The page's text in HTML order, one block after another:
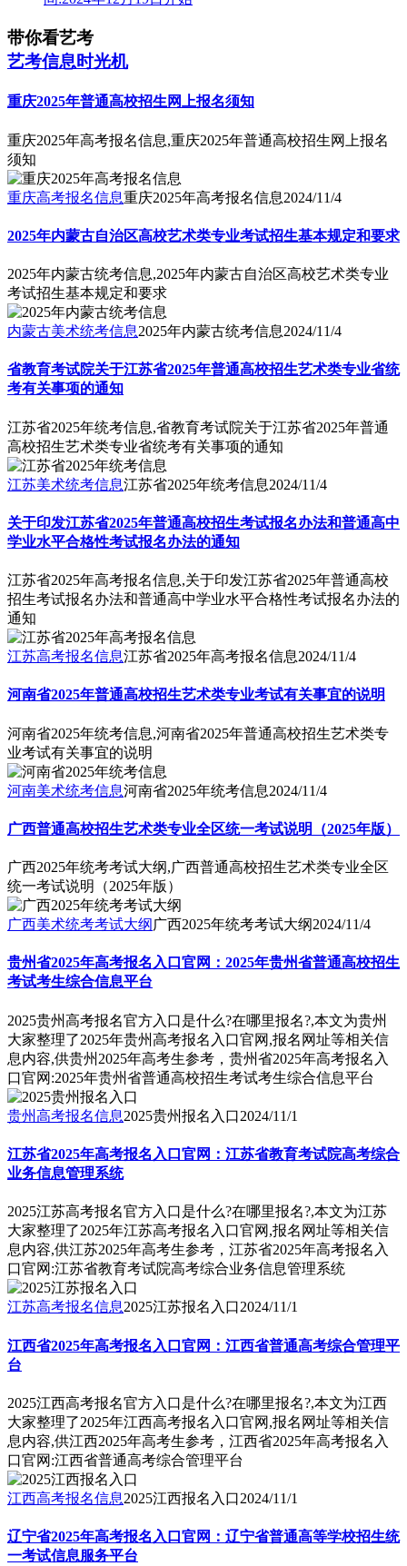
带你看艺考
艺考信息时光机
重庆2025年普通高校招生网上报名须知
重庆2025年高考报名信息,重庆2025年普通高校招生网上报名
须知
重庆高考报名信息重庆2025年高考报名信息2024/11/4
2025年内蒙古自治区高校艺术类专业考试招生基本规定和要求
2025年内蒙古统考信息,2025年内蒙古自治区高校艺术类专业
考试招生基本规定和要求
内蒙古美术统考信息2025年内蒙古统考信息2024/11/4
省教育考试院关于江苏省2025年普通高校招生艺术类专业省统
考有关事项的通知
江苏省2025年统考信息,省教育考试院关于江苏省2025年普通
高校招生艺术类专业省统考有关事项的通知
江苏美术统考信息江苏省2025年统考信息2024/11/4
关于印发江苏省2025年普通高校招生考试报名办法和普通高中
学业水平合格性考试报名办法的通知
江苏省2025年高考报名信息,关于印发江苏省2025年普通高校
招生考试报名办法和普通高中学业水平合格性考试报名办法的
通知
江苏高考报名信息江苏省2025年高考报名信息2024/11/4
河南省2025年普通高校招生艺术类专业考试有关事宜的说明
河南省2025年统考信息,河南省2025年普通高校招生艺术类专
业考试有关事宜的说明
河南美术统考信息河南省2025年统考信息2024/11/4
广西普通高校招生艺术类专业全区统一考试说明（2025年版）
广西2025年统考考试大纲,广西普通高校招生艺术类专业全区
统一考试说明（2025年版）
广西美术统考考试大纲 广西2025年统考考试大纲2024/11/4
贵州省2025年高考报名入口官网：2025年贵州省普通高校招生
考试考生综合信息平台
2025贵州高考报名官方入口是什么?在哪里报名?,本文为贵州
大家整理了2025年贵州高考报名入口官网,报名网址等相关信
息内容,供贵州2025年高考生参考，贵州省2025年高考报名入
口官网:2025年贵州省普通高校招生考试考生综合信息平台
贵州高考报名信息2025贵州报名入口2024/11/1
江苏省2025年高考报名入口官网：江苏省教育考试院高考综合
业务信息管理系统
2025江苏高考报名官方入口是什么?在哪里报名?,本文为江苏
大家整理了2025年江苏高考报名入口官网,报名网址等相关信
息内容,供江苏2025年高考生参考，江苏省2025年高考报名入
口官网:江苏省教育考试院高考综合业务信息管理系统
江苏高考报名信息2025江苏报名入口2024/11/1
江西省2025年高考报名入口官网：江西省普通高考综合管理平
台
2025江西高考报名官方入口是什么?在哪里报名?,本文为江西
大家整理了2025年江西高考报名入口官网,报名网址等相关信
息内容,供江西2025年高考生参考，江西省2025年高考报名入
口官网:江西省普通高考综合管理平台
江西高考报名信息2025江西报名入口2024/11/1
辽宁省2025年高考报名入口官网：辽宁省普通高等学校招生统
一考试信息服务平台